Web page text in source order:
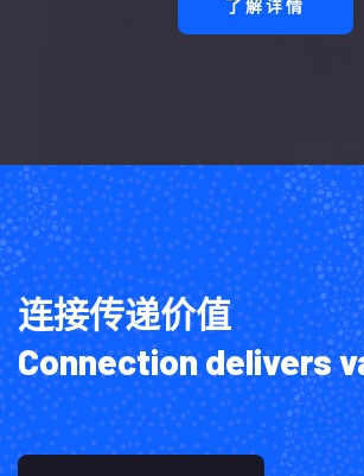
了解详情
连接传递价值
Connection delivers